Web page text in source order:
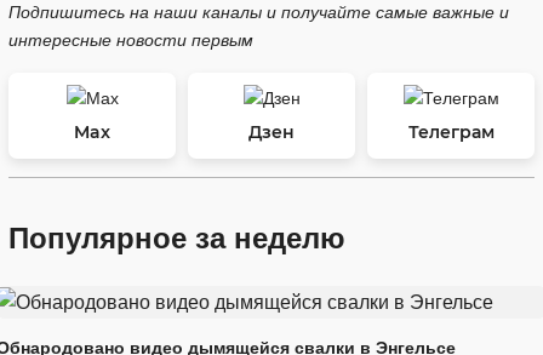
Подпишитесь на наши каналы и получайте самые важные и
интересные новости первым
Max Дзен Телеграм
Популярное за неделю
видео дымящейся свалки в Энгельсе